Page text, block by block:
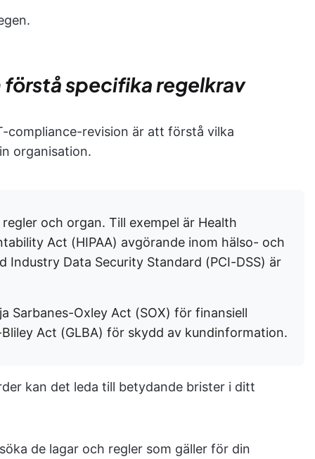
specifika regelkrav
compliance-revision är att förstå vilka
organisation.
och organ. Till exempel är Health
Act (HIPAA) avgörande inom hälso- och
Industry Data Security Standard (PCI-DSS) är
Sarbanes-Oxley Act (SOX) för finansiell
Act (GLBA) för skydd av kundinformation.
kan det leda till betydande brister i ditt
de lagar och regler som gäller för din